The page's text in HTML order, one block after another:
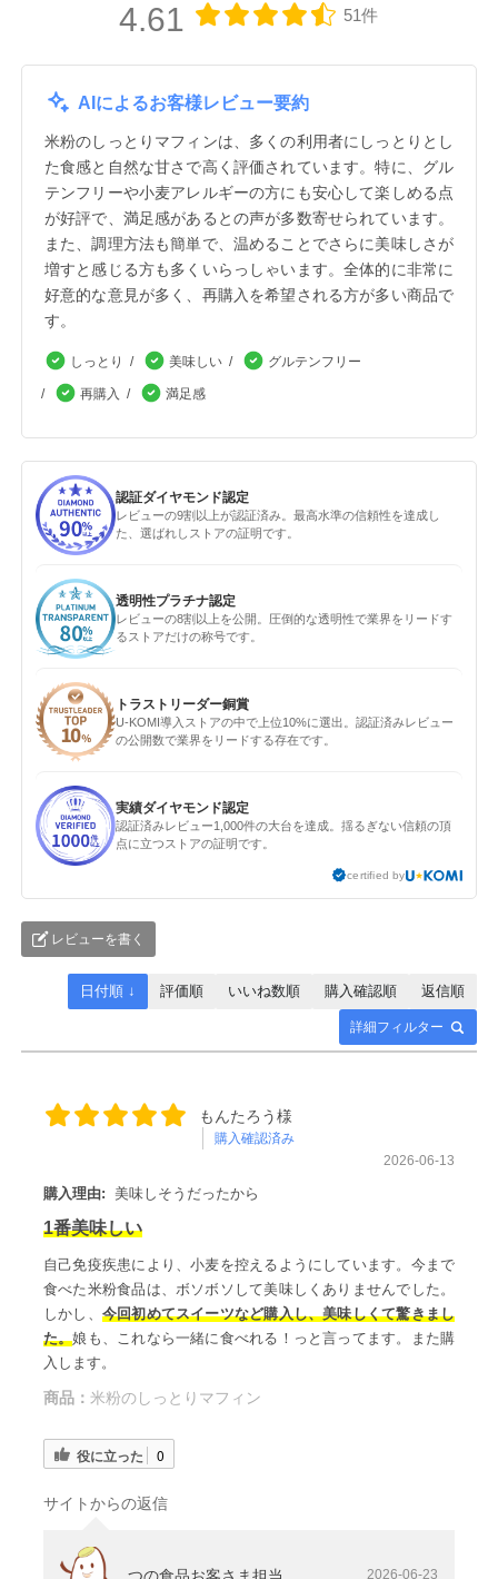
4.61 51件
AIによるお客様レビュー要約
米粉のしっとりマフィンは、多くの利用者にしっとりとし
た食感と自然な甘さで高く評価されています。特に、グル
テンフリーや小麦アレルギーの方にも安心して楽しめる点
が好評で、満足感があるとの声が多数寄せられています。
また、調理方法も簡単で、温めることでさらに美味しさが
増すと感じる方も多くいらっしゃいます。全体的に非常に
好意的な意見が多く、再購入を希望される方が多い商品で
す。
しっとり 美味しい グルテンフリー
再購入 満足感
認証ダイヤモンド認定
レビューの9割以上が認証済み。最高水準の信頼性を達成し
た、選ばれしストアの証明です。
透明性プラチナ認定
レビューの8割以上を公開。圧倒的な透明性で業界をリードす
るストアだけの称号です。
トラストリーダー銅賞
U-KOMI導入ストアの中で上位10%に選出。認証済みレビュー
の公開数で業界をリードする存在です。
実績ダイヤモンド認定
認証済みレビュー1,000件の大台を達成。揺るぎない信頼の頂
点に立つストアの証明です。
certified by
レビューを書く
詳細フィルター
日付順 ↓ 評価順 いいね数順 購入確認順 返信順
もんたろう様
購入確認済み
2026-06-13
購入理由: 美味しそうだったから
1番美味しい
自己免疫疾患により、小麦を控えるようにしています。今まで
食べた米粉食品は、ボソボソして美味しくありませんでした。
しかし、 今回初めてスイーツなど購入し、美味しくて驚きまし
た。娘も、これなら一緒に食べれる！っと言ってます。また購
入します。
商品： 米粉のしっとりマフィン
役に立った 0
サイトからの返信
2026-06-23